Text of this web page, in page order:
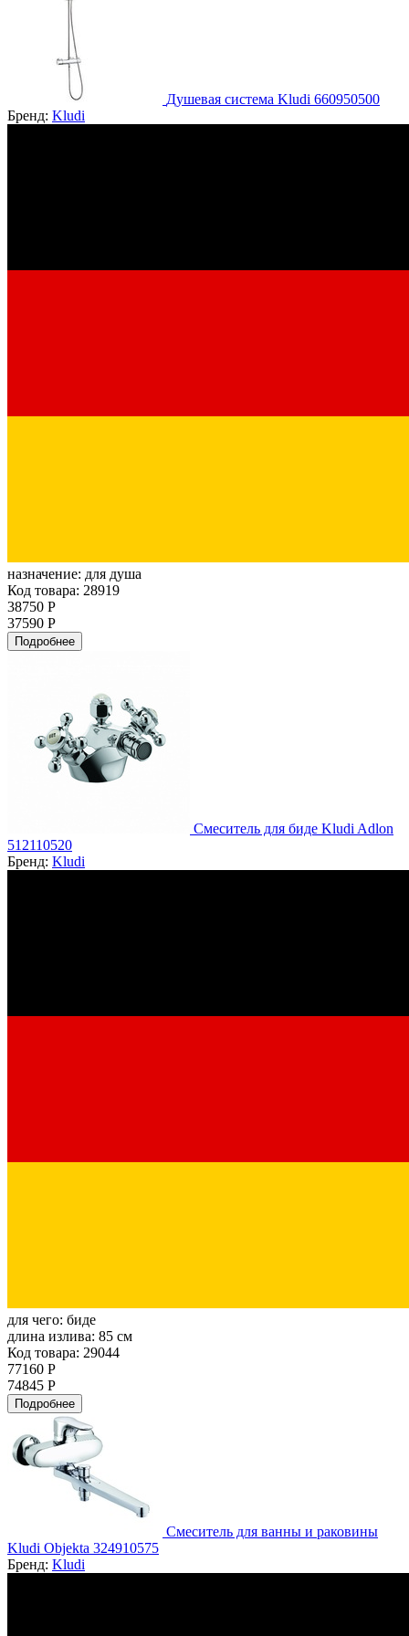
Душевая система Kludi 660950500
Бренд: Kludi
назначение: для душа
Код товара: 28919
38750 Р
37590 Р
Подробнее
Смеситель для биде Kludi Adlon
512110520
Бренд: Kludi
для чего: биде
длина излива: 85 см
Код товара: 29044
77160 Р
74845 Р
Подробнее
Смеситель для ванны и раковины
Kludi Objekta 324910575
Бренд: Kludi